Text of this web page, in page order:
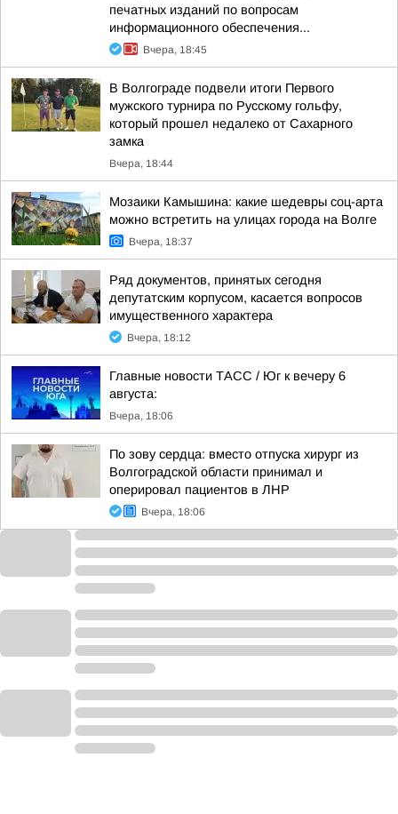
печатных изданий по вопросам
информационного обеспечения...
Вчера, 18:45
В Волгограде подвели итоги Первого
мужского турнира по Русскому гольфу,
который прошел недалеко от Сахарного
замка
Вчера, 18:44
Мозаики Камышина: какие шедевры соц-арта
можно встретить на улицах города на Волге
Вчера, 18:37
Ряд документов, принятых сегодня
депутатским корпусом, касается вопросов
имущественного характера
Вчера, 18:12
Главные новости ТАСС / Юг к вечеру 6
августа:
Вчера, 18:06
По зову сердца: вместо отпуска хирург из
Волгоградской области принимал и
оперировал пациентов в ЛНР
Вчера, 18:06